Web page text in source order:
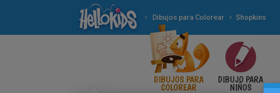
Dibujos para Colorear Shopkins
DIBUJOS PARA
COLOREAR
DIBUJO PARA
NIÑOS